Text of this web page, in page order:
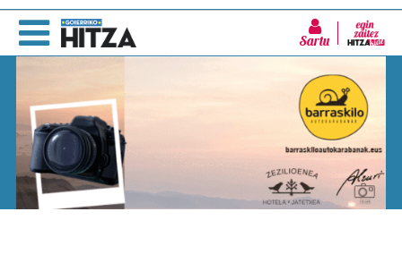
Sartu